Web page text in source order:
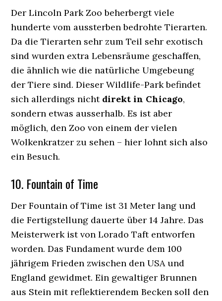
Der Lincoln Park Zoo beherbergt viele
hunderte vom aussterben bedrohte Tierarten.
Da die Tierarten sehr zum Teil sehr exotisch
sind wurden extra Lebensräume geschaffen,
die ähnlich wie die natürliche Umgebeung
der Tiere sind. Dieser Wildlife-Park befindet
sich allerdings nicht direkt in Chicago,
sondern etwas ausserhalb. Es ist aber
möglich, den Zoo von einem der vielen
Wolkenkratzer zu sehen – hier lohnt sich also
ein Besuch.
10. Fountain of Time
Der Fountain of Time ist 31 Meter lang und
die Fertigstellung dauerte über 14 Jahre. Das
Meisterwerk ist von Lorado Taft entworfen
worden. Das Fundament wurde dem 100
jährigem Frieden zwischen den USA und
England gewidmet. Ein gewaltiger Brunnen
aus Stein mit reflektierendem Becken soll den